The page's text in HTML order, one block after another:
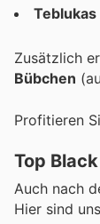
Zusätzlich
Bübchen
Profitieren
Top
Auch nach
Hier sind